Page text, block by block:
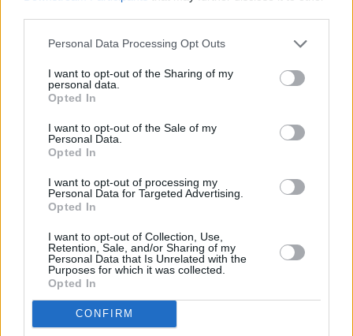
Personal Data Processing Opt Outs
I want to opt-out of the Sharing of my
personal data.
Opted In
I want to opt-out of the Sale of my
Personal Data.
Opted In
I want to opt-out of processing my
Personal Data for Targeted Advertising.
Opted In
I want to opt-out of Collection, Use,
Retention, Sale, and/or Sharing of my
Personal Data that Is Unrelated with the
Purposes for which it was collected.
Opted In
CONFIRM
Wir sind die Nacht
Deutschland,2010